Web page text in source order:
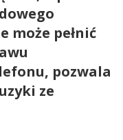
może pełnić
pozwala
ze